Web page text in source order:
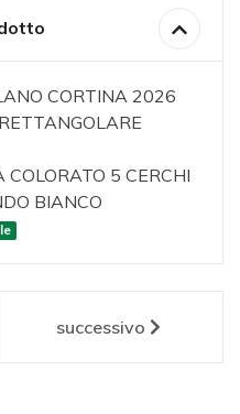
CORTINA 2026
COLORATO 5 CERCHI
BIANCO
successivo